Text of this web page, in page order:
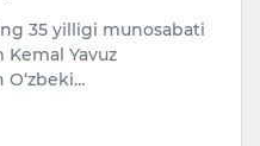
35 yilligi munosabati
Yavuz